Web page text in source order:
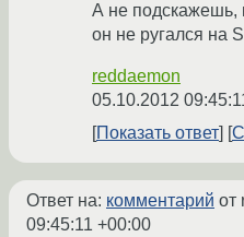
А не подскажешь,
он не ругался на
reddaemon
05.10.2012
Показать ответ
Ответ на: комментарий от
09:45:11 +00:00